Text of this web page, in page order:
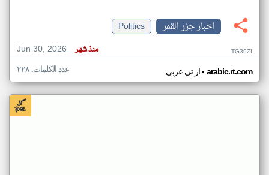
اخبار جزر القمر
Politics
Jun 30, 2026
منذ شهر TG39ZI
ار تي عربي• arabic.rt.com عدد الكلمات: ٢٢٨